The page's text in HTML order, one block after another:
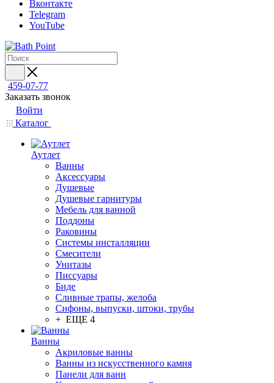
Вконтакте
Telegram
YouTube
459-07-77
Заказать звонок
Войти
Каталог
Аутлет
Ванны
Аксессуары
Душевые
Душевые гарнитуры
Мебель для ванной
Поддоны
Раковины
Системы инсталляции
Смесители
Унитазы
Писсуары
Биде
Сливные трапы, желоба
Сифоны, выпуски, штоки, трубы
+ ЕЩЕ 4
Ванны
Акриловые ванны
Ванны из искусственного камня
Панели для ванн